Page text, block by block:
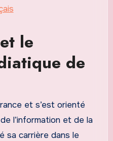
le
de
et s’est orienté
l’information et de la
sa carrière dans le